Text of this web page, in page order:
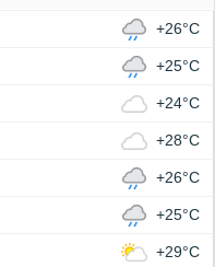
+26°C
+25°C
+24°C
+28°C
+26°C
+25°C
+29°C